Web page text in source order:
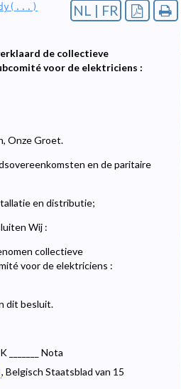
NL | FR
de collectieve
voor de elektriciens :
Onze Groet.
en de paritaire
en distributie;
Wij :
collectieve
voor de elektriciens :
dit besluit.
Nota
, Belgisch Staatsblad van 15